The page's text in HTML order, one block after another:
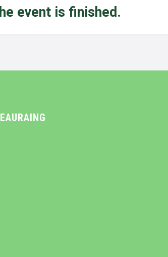
event is finished.